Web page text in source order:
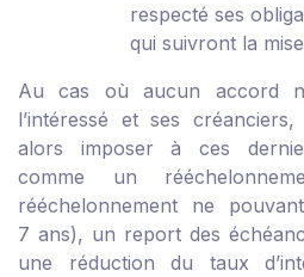
respecté ses
qui suivront la
Au cas où aucun accord
l’intéressé et ses
alors imposer à ces
comme un
rééchelonnement ne
7 ans), un report des
une réduction du taux